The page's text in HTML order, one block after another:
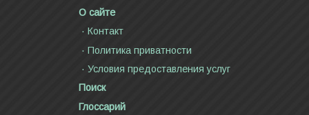
О сайте
Контакт
Политика приватности
Условия предоставления услуг
Поиск
Глоссарий